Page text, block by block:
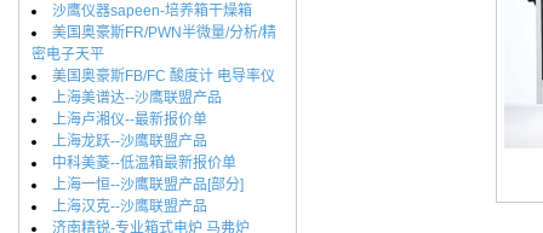
沙鹰仪器sapeen-培养箱干燥箱
美国奥豪斯FR/PWN半微量/分析/精
密电子天平
美国奥豪斯FB/FC 酸度计 电导率仪
上海美谱达--沙鹰联盟产品
上海卢湘仪--最新报价单
上海龙跃--沙鹰联盟产品
中科美菱--低温箱最新报价单
上海一恒--沙鹰联盟产品[部分]
上海汉克--沙鹰联盟产品
济南精锐-专业箱式电炉 马弗炉